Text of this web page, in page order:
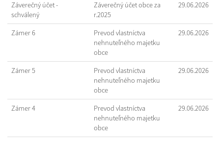
Záverečný účet -
schválený
Záverečný účet obce za
r.2025
29.06.2026
Zámer 6
Prevod vlastníctva
nehnuteľného majetku
obce
29.06.2026
Zámer 5
Prevod vlastníctva
nehnuteľného majetku
obce
29.06.2026
Zámer 4
Prevod vlastníctva
nehnuteľného majetku
obce
29.06.2026